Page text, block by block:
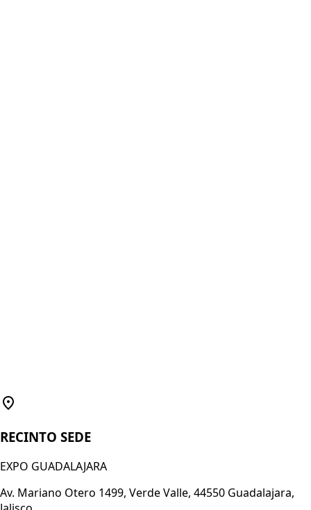
RECINTO SEDE
EXPO GUADALAJARA
Av. Mariano Otero 1499, Verde Valle, 44550 Guadalajara,